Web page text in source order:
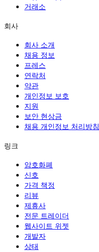
거래소
회사
회사 소개
채용 정보
프레스
연락처
약관
개인정보 보호
지원
보안 현상금
채용 개인정보 처리방침
링크
암호화폐
신호
가격 책정
리뷰
제휴사
전문 트레이더
웹사이트 위젯
개발자
상태